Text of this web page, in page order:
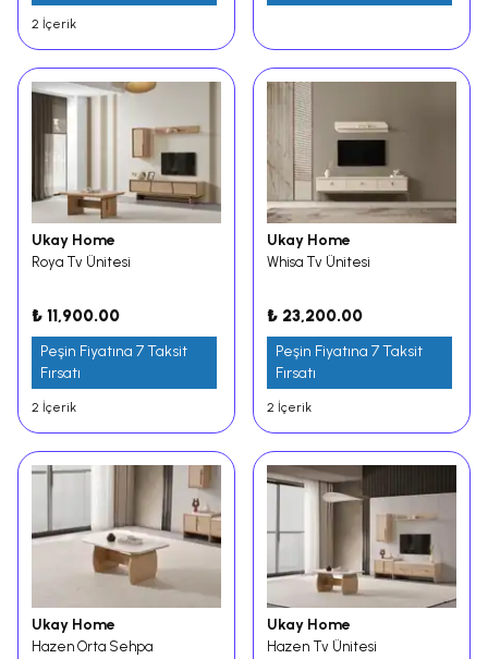
2 İçerik
Ukay Home
Roya Tv Ünitesi
₺ 11,900.00
Peşin Fiyatına 7 Taksit
Fırsatı
2 İçerik
Ukay Home
Whisa Tv Ünitesi
₺ 23,200.00
Peşin Fiyatına 7 Taksit
Fırsatı
2 İçerik
Ukay Home
Hazen Orta Sehpa
Ukay Home
Hazen Tv Ünitesi